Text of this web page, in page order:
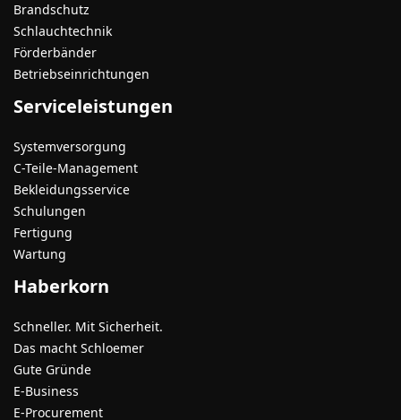
Brandschutz
Schlauchtechnik
Förderbänder
Betriebseinrichtungen
Serviceleistungen
Systemversorgung
C-Teile-Management
Bekleidungsservice
Schulungen
Fertigung
Wartung
Haberkorn
Schneller. Mit Sicherheit.
Das macht Schloemer
Gute Gründe
E-Business
E-Procurement